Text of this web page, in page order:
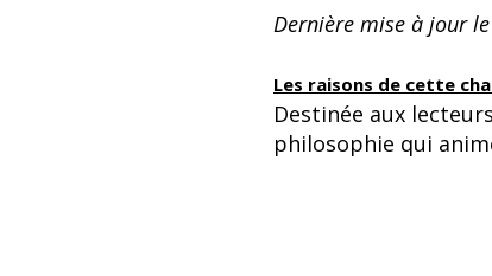
Dernière mise à jour
Les raisons de cette
Destinée aux
philosophie qui